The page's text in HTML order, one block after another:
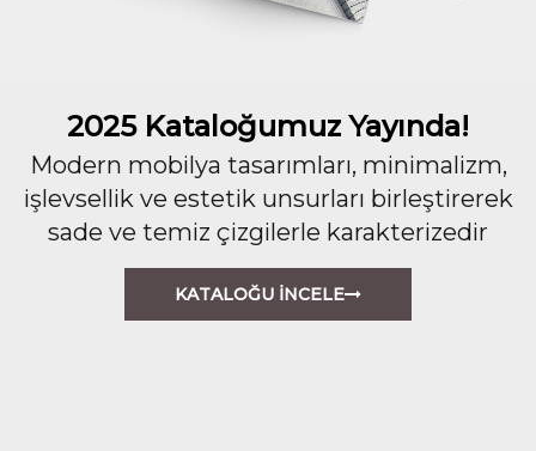
2025 Kataloğumuz Yayında!
Modern mobilya tasarımları, minimalizm,
işlevsellik ve estetik unsurları birleştirerek
sade ve temiz çizgilerle karakterizedir
KATALOĞU İNCELE